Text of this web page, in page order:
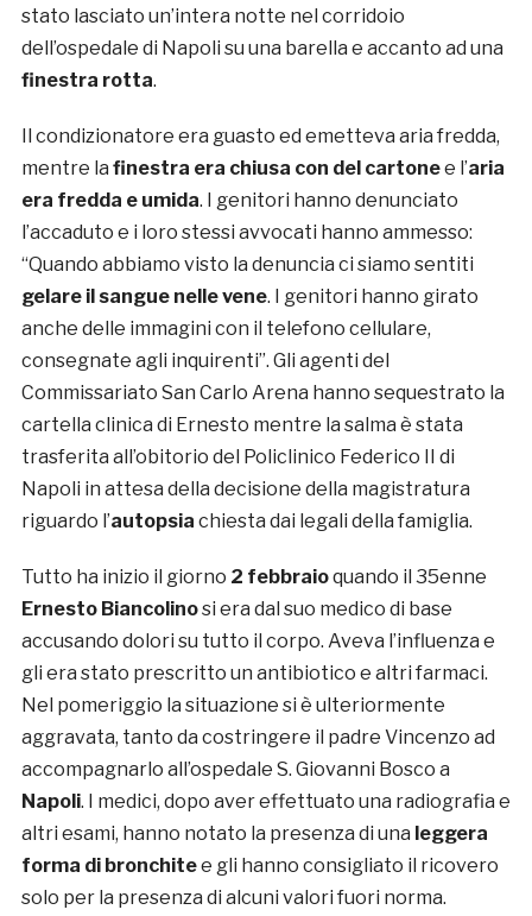
stato lasciato un’intera notte nel corridoio
dell’ospedale di Napoli su una barella e accanto ad una
finestra rotta.
Il condizionatore era guasto ed emetteva aria fredda,
mentre la finestra era chiusa con del cartonee l’aria
era fredda e umida. I genitori hanno denunciato
l’accaduto e i loro stessi avvocati hanno ammesso:
“Quando abbiamo visto la denuncia ci siamo sentiti
gelare il sangue nelle vene. I genitori hanno girato
anche delle immagini con il telefono cellulare,
consegnate agli inquirenti”. Gli agenti del
Commissariato San Carlo Arena hanno sequestrato la
cartella clinica di Ernesto mentre la salma è stata
trasferita all’obitorio del Policlinico Federico II di
Napoli in attesa della decisione della magistratura
riguardo l’autopsia chiesta dai legali della famiglia.
Tutto ha inizio il giorno 2 febbraioquando il 35enne
Ernesto Biancolinosi era dal suo medico di base
accusando dolori su tutto il corpo. Aveva l’influenza e
gli era stato prescritto un antibiotico e altri farmaci.
Nel pomeriggio la situazione si è ulteriormente
aggravata, tanto da costringere il padre Vincenzo ad
accompagnarlo all’ospedale S. Giovanni Bosco a
Napoli. I medici, dopo aver effettuato una radiografia e
altri esami, hanno notato la presenza di una leggera
forma di bronchitee gli hanno consigliato il ricovero
solo per la presenza di alcuni valori fuori norma.